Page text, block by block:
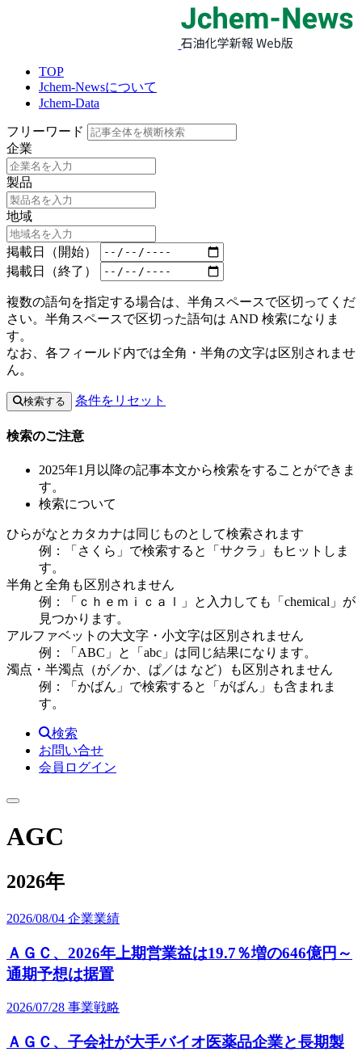
TOP
Jchem-Newsについて
Jchem-Data
フリーワード
企業
製品
地域
掲載日（開始）
掲載日（終了）
複数の語句を指定する場合は、半角スペースで区切ってくだ
さい。半角スペースで区切った語句は AND 検索になりま
す。
なお、各フィールド内では全角・半角の文字は区別されませ
ん。
検索する 条件をリセット
検索のご注意
2025年1月以降の記事本文から検索をすることができま
す。
検索について
ひらがなとカタカナは同じものとして検索されます
例：「さくら」で検索すると「サクラ」もヒットしま
す。
半角と全角も区別されません
例：「ｃｈｅｍｉｃａｌ」と入力しても「chemical」が
見つかります。
アルファベットの大文字・小文字は区別されません
例：「ABC」と「abc」は同じ結果になります。
濁点・半濁点（が／か、ぱ／は など）も区別されません
例：「かばん」で検索すると「がばん」も含まれま
す。
検索
お問い合せ
会員ログイン
AGC
2026年
2026/08/04 企業業績
ＡＧＣ、2026年上期営業益は19.7％増の646億円～
通期予想は据置
2026/07/28 事業戦略
ＡＧＣ、子会社が大手バイオ医薬品企業と長期製